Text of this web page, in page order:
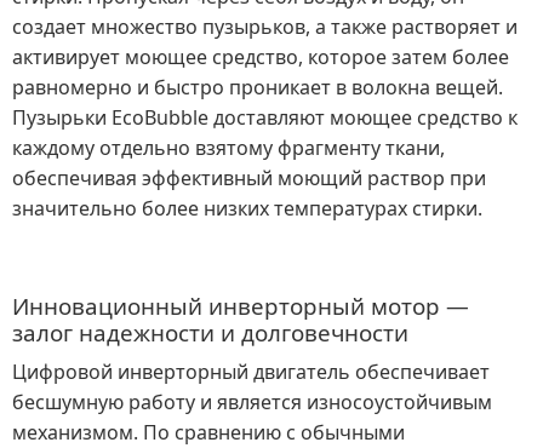
создает множество пузырьков, а также растворяет и
активирует моющее средство, которое затем более
равномерно и быстро проникает в волокна вещей.
Пузырьки EcoBubble доставляют моющее средство к
каждому отдельно взятому фрагменту ткани,
обеспечивая эффективный моющий раствор при
значительно более низких температурах стирки.
Инновационный инверторный мотор —
залог надежности и долговечности
Цифровой инверторный двигатель обеспечивает
бесшумную работу и является износоустойчивым
механизмом. По сравнению с обычными